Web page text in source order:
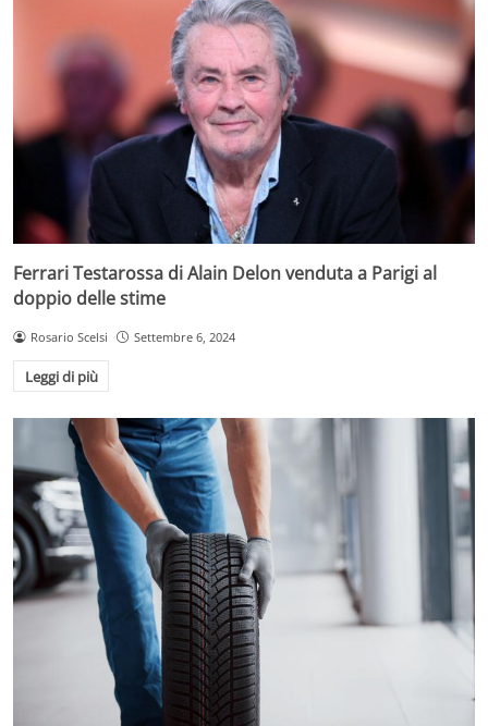
Ferrari Testarossa di Alain Delon venduta a Parigi al
doppio delle stime
Rosario Scelsi Settembre 6, 2024
Leggi di più